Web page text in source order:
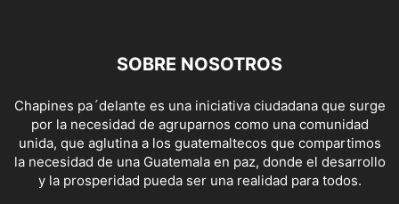
SOBRE NOSOTROS
Chapines pa´delante es una iniciativa ciudadana que surge
por la necesidad de agruparnos como una comunidad
unida, que aglutina a los guatemaltecos que compartimos
la necesidad de una Guatemala en paz, donde el desarrollo
y la prosperidad pueda ser una realidad para todos.